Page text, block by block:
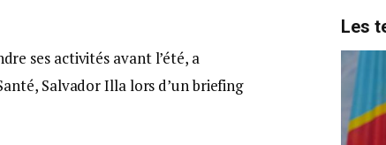
ses activités avant l’été, a
Salvador Illa lors d’un briefing
Les